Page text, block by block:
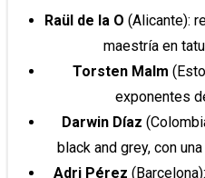
Raül de la O (Alicante):
maestría en
Torsten Malm
exponentes
Darwin Díaz
black and grey, con
Adri Pérez